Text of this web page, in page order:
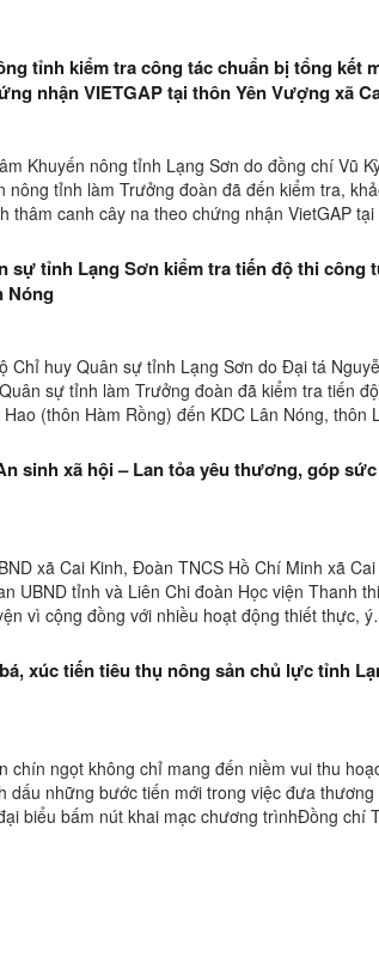
tỉnh kiểm tra công tác chuẩn bị tổng kết
nhận VIETGAP tại thôn Yên Vượng xã
Khuyến nông tỉnh Lạng Sơn do đồng chí Vũ
nông tỉnh làm Trưởng đoàn đã đến kiểm tra,
thâm canh cây na theo chứng nhận VietGAP tại
sự tỉnh Lạng Sơn kiểm tra tiến độ thi công
Nóng
Chỉ huy Quân sự tỉnh Lạng Sơn do Đại tá
sự tỉnh làm Trưởng đoàn đã kiểm tra tiến
(thôn Hàm Rồng) đến KDC Lân Nóng, thôn
sinh xã hội – Lan tỏa yêu thương, góp
xã Cai Kinh, Đoàn TNCS Hồ Chí Minh xã Cai
UBND tỉnh và Liên Chi đoàn Học viện Thanh
vì cộng đồng với nhiều hoạt động thiết thực, ý
xúc tiến tiêu thụ nông sản chủ lực tỉnh
chín ngọt không chỉ mang đến niềm vui thu
dấu những bước tiến mới trong việc đưa thương
biểu bấm nút khai mạc chương trìnhĐồng chí